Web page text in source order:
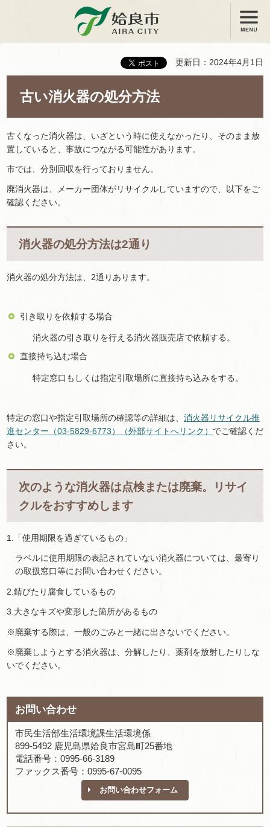
姶良市 メニュー
更新日：2024年4月1日
古い消火器の処分方法
古くなった消火器は、いざという時に使えなかったり、そのまま放
置していると、事故につながる可能性があります。
市では、分別回収を行っておりません。
廃消火器は、メーカー団体がリサイクルしていますので、以下をご
確認ください。
消火器の処分方法は2通り
消火器の処分方法は、2通りあります。
引き取りを依頼する場合
消火器の引き取りを行える消火器販売店で依頼する。
直接持ち込む場合
特定窓口もしくは指定引取場所に直接持ち込みをする。
特定の窓口や指定引取場所の確認等の詳細は、 消火器リサイクル推
進センター（03-5829-6773）（外部サイトへリンク） でご確認くだ
さい。
次のような消火器は点検または廃棄。リサイ
クルをおすすめします
1.「使用期限を過ぎているもの」
ラベルに使用期限の表記されていない消火器については、最寄り
の取扱窓口等にお問い合わせください。
2.錆びたり腐食しているもの
3.大きなキズや変形した箇所があるもの
※廃棄する際は、一般のごみと一緒に出さないでください。
※廃棄しようとする消火器は、分解したり、薬剤を放射したりしな
いでください。
お問い合わせ
市民生活部生活環境課生活環境係
899-5492 鹿児島県姶良市宮島町25番地
電話番号：0995-66-3189
ファックス番号：0995-67-0095
お問い合わせフォーム